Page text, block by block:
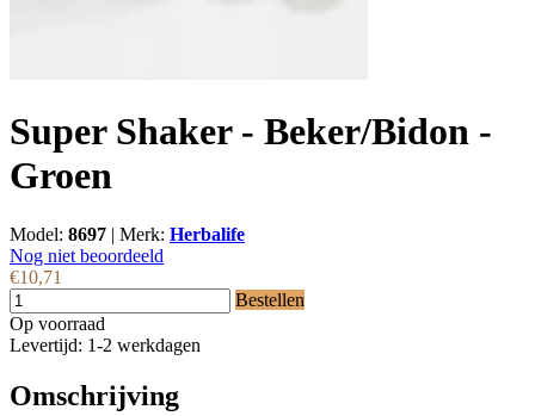
Super Shaker - Beker/Bidon -
Groen
Model: 8697 | Merk: Herbalife
Nog niet beoordeeld
€10,71
Bestellen
Op voorraad
Levertijd: 1-2 werkdagen
Omschrijving